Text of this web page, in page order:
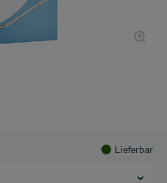
Lieferbar